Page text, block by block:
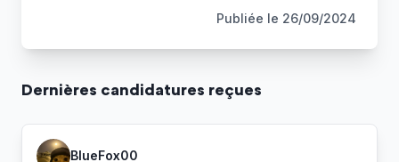
Publiée le 26/09/2024
Dernières candidatures reçues
BlueFox00